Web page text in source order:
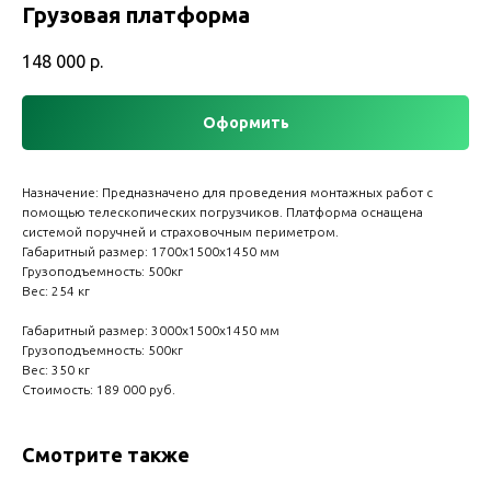
Грузовая платформа
148 000 р.
Оформить
Назначение: Предназначено для проведения монтажных работ с
помощью телескопических погрузчиков. Платформа оснащена
системой поручней и страховочным периметром.
Габаритный размер: 1700х1500х1450 мм
Грузоподъемность: 500кг
Вес: 254 кг
Габаритный размер: 3000х1500х1450 мм
Грузоподъемность: 500кг
Вес: 350 кг
Стоимость: 189 000 руб.
Смотрите также